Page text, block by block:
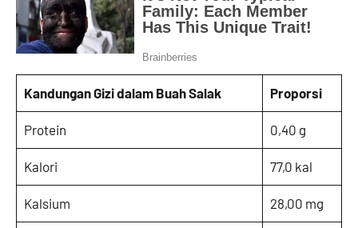
Kandungan Gizi dalam Buah Salak Proporsi
Protein 0,40 g
Kalori 77,0 kal
Kalsium 28,00 mg